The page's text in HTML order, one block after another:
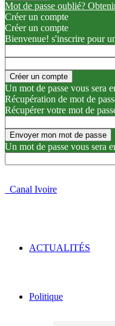
Mot de passe oublié?
Créer un compte
Créer un compte
Bienvenue! s'inscrire pour
Un mot de passe vous sera
Récupération de mot de
Récupérer votre mot de
Un mot de passe vous sera
Canal Ivoire
ACTUALITÉS
Politique